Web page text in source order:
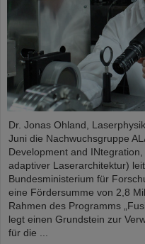
Dr. Jonas Ohland,
Juni die Nachwuchsgruppe
Development and
adaptiver Laserarchitektur)
Bundesministerium für
eine Fördersumme von 2,8
Rahmen des Programms
legt einen Grundstein zur
für die ...